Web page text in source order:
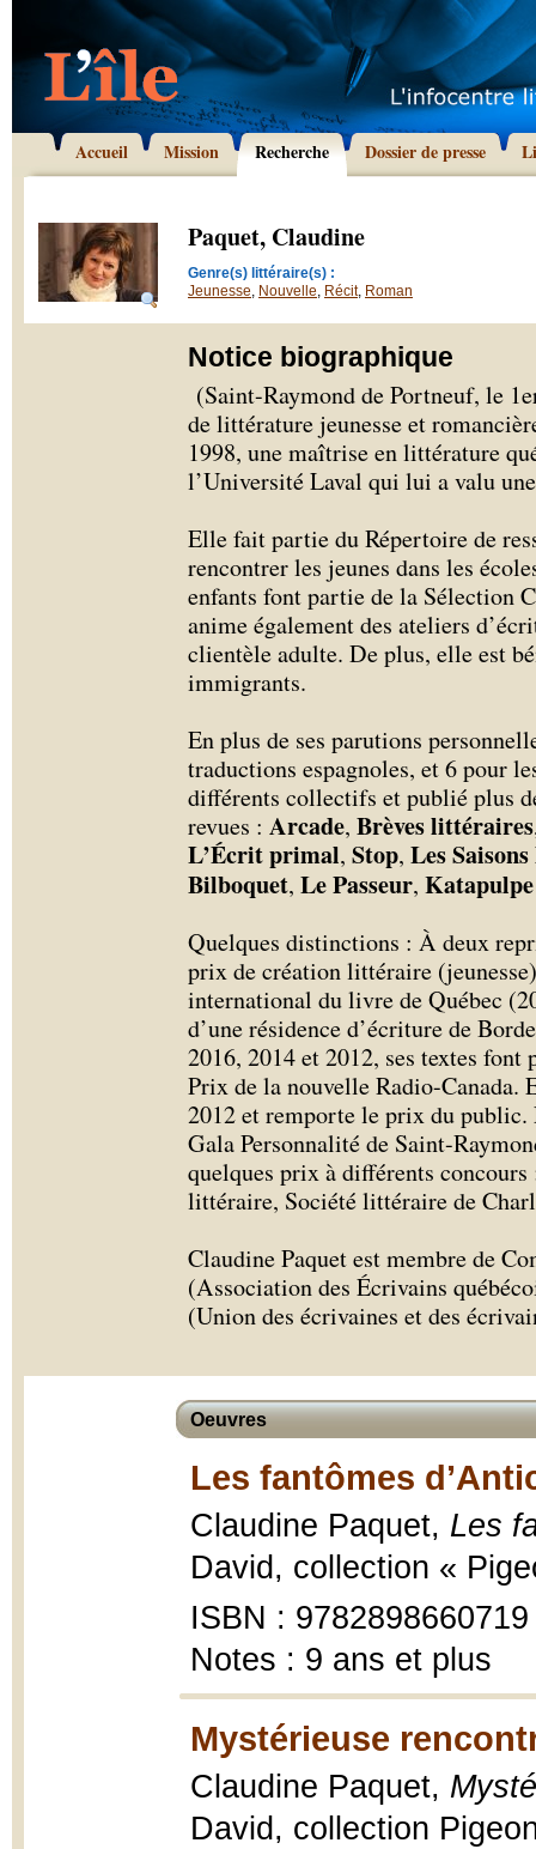
Accueil Mission Recherche Dossier de presse
Paquet, Claudine
Genre(s) littéraire(s) :
Jeunesse, Nouvelle, Récit, Roman
Notice biographique
(Saint-Raymond de Portneuf, le
de littérature jeunesse et
1998, une maîtrise en littérature
l’Université Laval qui lui a valu
Elle fait partie du Répertoire de
rencontrer les jeunes dans les
enfants font partie de la Sélection
anime également des ateliers
clientèle adulte. De plus, elle est
immigrants.
En plus de ses parutions
traductions espagnoles, et 6 pour
différents collectifs et publié plus
revues : Arcade, Brèves littéraires
L’Écrit primal, Stop, Les
Bilboquet, Le Passeur,
Quelques distinctions : À deux
prix de création littéraire
international du livre de Québec
d’une résidence d’écriture de
2016, 2014 et 2012, ses textes
Prix de la nouvelle Radio-Canada.
2012 et remporte le prix du
Gala Personnalité de Saint-
quelques prix à différents
littéraire, Société littéraire de
Claudine Paquet est membre de
(Association des Écrivains
(Union des écrivaines et des
Oeuvres
Les fantômes
Claudine Paquet, Les
David, collection «
ISBN : 9782898660719
Notes : 9 ans et plus
Mystérieuse
Claudine Paquet,
David, collection